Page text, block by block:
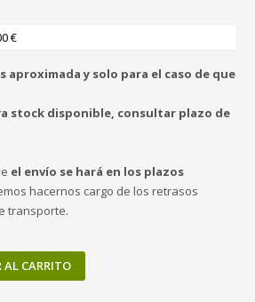
€
aproximada y solo para el caso de que
stock disponible, consultar plazo de
el envío se hará en los plazos
hacernos cargo de los retrasos
transporte.
AL CARRITO